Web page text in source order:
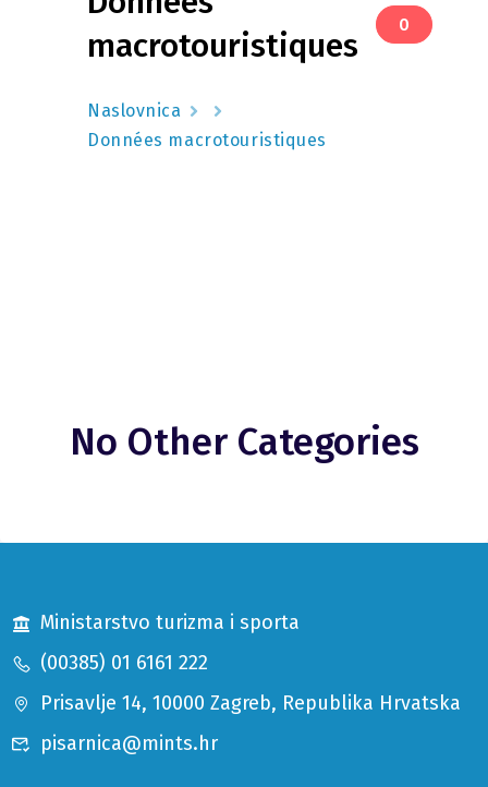
macrotouristiques
0
Naslovnica
Données macrotouristiques
No Other Categories
Ministarstvo turizma i sporta
(00385) 01 6161 222
Prisavlje 14, 10000 Zagreb, Republika Hrvatska
pisarnica@mints.hr